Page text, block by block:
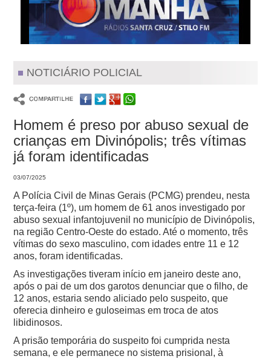
NOTICIÁRIO POLICIAL
Homem é preso por abuso sexual de
crianças em Divinópolis; três vítimas
já foram identificadas
03/07/2025
A Polícia Civil de Minas Gerais (PCMG) prendeu, nesta
terça-feira (1º), um homem de 61 anos investigado por
abuso sexual infantojuvenil no município de Divinópolis,
na região Centro-Oeste do estado. Até o momento, três
vítimas do sexo masculino, com idades entre 11 e 12
anos, foram identificadas.
As investigações tiveram início em janeiro deste ano,
após o pai de um dos garotos denunciar que o filho, de
12 anos, estaria sendo aliciado pelo suspeito, que
oferecia dinheiro e guloseimas em troca de atos
libidinosos.
A prisão temporária do suspeito foi cumprida nesta
semana, e ele permanece no sistema prisional, à